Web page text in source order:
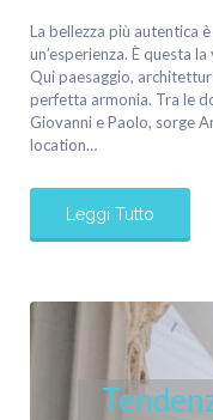
La bellezza più autentica
un’esperienza. È questa
Qui paesaggio,
perfetta armonia. Tra le
Giovanni e Paolo, sorge
location…
Leggi Tutto